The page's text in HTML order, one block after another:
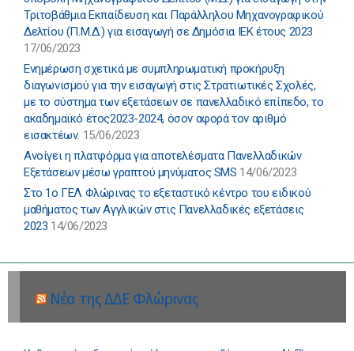
Τριτοβάθμια Εκπαίδευση και Παράλληλου Μηχανογραφικού
Δελτίου (Π.Μ.Δ.) για εισαγωγή σε Δημόσια ΙΕΚ έτους 2023
17/06/2023
Ενημέρωση σχετικά με συμπληρωματική προκήρυξη
διαγωνισμού για την εισαγωγή στις Στρατιωτικές Σχολές,
με το σύστημα των εξετάσεων σε πανελλαδικό επίπεδο, το
ακαδημαϊκό έτος2023-2024, όσον αφορά τον αριθμό
εισακτέων. 15/06/2023
Ανοίγει η πλατφόρμα για αποτελέσματα Πανελλαδικών
Εξετάσεων μέσω γραπτού μηνύματος SMS 14/06/2023
Στο 1ο ΓΕΛ Φλώρινας το εξεταστικό κέντρο του ειδικού
μαθήματος των Αγγλικών στις Πανελλαδικές εξετάσεις
2023 14/06/2023
Νέα της ΔΔΕ Φλώρινας